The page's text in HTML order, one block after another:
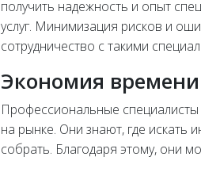
получить надежность и опыт
услуг. Минимизация рисков и
сотрудничество с такими
Экономия
Профессиональные
на рынке. Они знают, где искать
собрать. Благодаря этому, они